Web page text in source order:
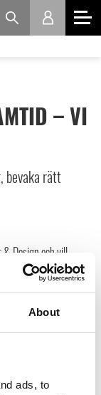
About
ads, to
– VI
bevaka rätt
Design och vill
er. Berätta vilka
av stöd du önskar
3 minuter och